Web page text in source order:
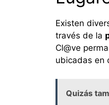
Existen
través de la
Cl@ve
ubicadas en
Quizás